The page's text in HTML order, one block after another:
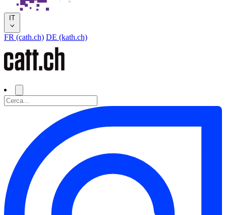
IT
FR (cath.ch) DE (kath.ch)